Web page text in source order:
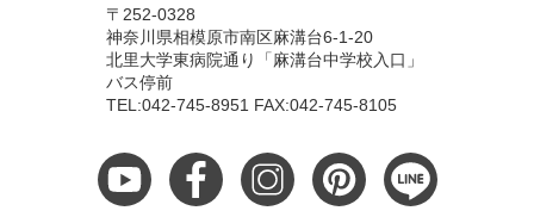
〒252-0328
神奈川県相模原市南区麻溝台6-1-20
北里大学東病院通り「麻溝台中学校入口」
バス停前
TEL:042-745-8951 FAX:042-745-8105